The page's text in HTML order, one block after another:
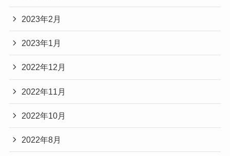
2023年2月
2023年1月
2022年12月
2022年11月
2022年10月
2022年8月